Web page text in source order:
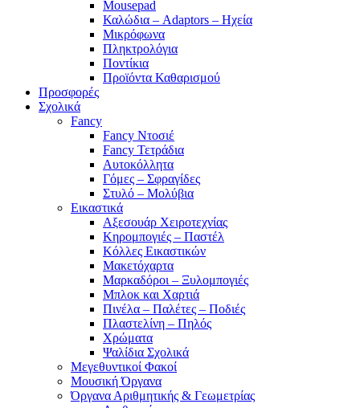
Mousepad
Καλώδια – Adaptors – Ηχεία
Μικρόφωνα
Πληκτρολόγια
Ποντίκια
Προϊόντα Καθαρισμού
Προσφορές
Σχολικά
Fancy
Fancy Ντοσιέ
Fancy Τετράδια
Αυτοκόλλητα
Γόμες – Σφραγίδες
Στυλό – Μολύβια
Εικαστικά
Αξεσουάρ Χειροτεχνίας
Κηρομπογιές – Παστέλ
Κόλλες Εικαστικών
Μακετόχαρτα
Μαρκαδόροι – Ξυλομπογιές
Μπλοκ και Χαρτιά
Πινέλα – Παλέτες – Ποδιές
Πλαστελίνη – Πηλός
Χρώματα
Ψαλίδια Σχολικά
Μεγεθυντικοί Φακοί
Μουσική Όργανα
Όργανα Αριθμητικής & Γεωμετρίας